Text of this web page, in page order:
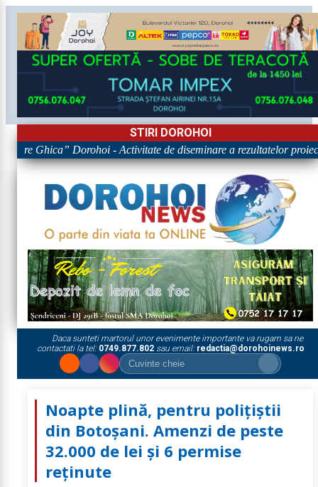
STIRI DOROHOI
Ghica” Dorohoi - Activitate de diseminare a rezultatelor
Daca sunteti martorul unor evenimente importante va rugam sa ne
contactati la tel: 0749.877.802sau email: redactia@dorohoinews.ro
Noapte plină, pentru polițiștii
din Botoșani. Amenzi de peste
32.000 de lei și 6 permise
reținute